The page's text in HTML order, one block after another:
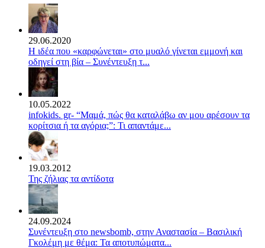
29.06.2020
Η ιδέα που «καρφώνεται» στο μυαλό γίνεται εμμονή και
οδηγεί στη βία – Συνέντευξη τ...
10.05.2022
infokids. gr- “Μαμά, πώς θα καταλάβω αν μου αρέσουν τα
κορίτσια ή τα αγόρια;”: Τι απαντάμε...
19.03.2012
Της ζήλιας τα αντίδοτα
24.09.2024
Συνέντευξη στο newsbomb, στην Αναστασία – Βασιλική
Γκολέμη με θέμα: Τα αποτυπώματα...